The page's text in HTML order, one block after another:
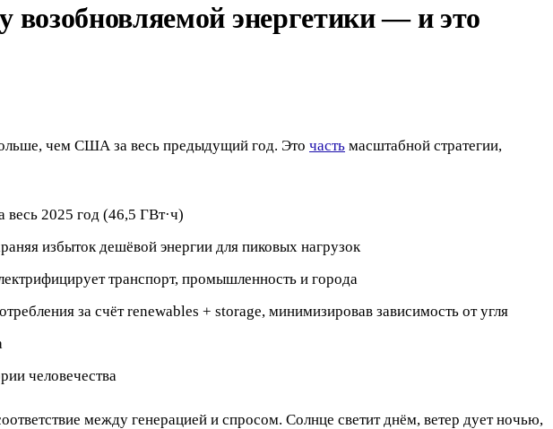
энергетики — и это
чем США за весь предыдущий год. Это часть масштабной стратегии,
2025 год (46,5 ГВт·ч)
избыток дешёвой энергии для пиковых нагрузок
транспорт, промышленность и города
за счёт renewables + storage, минимизировав зависимость от угля
человечества
между генерацией и спросом. Солнце светит днём, ветер дует ночью,